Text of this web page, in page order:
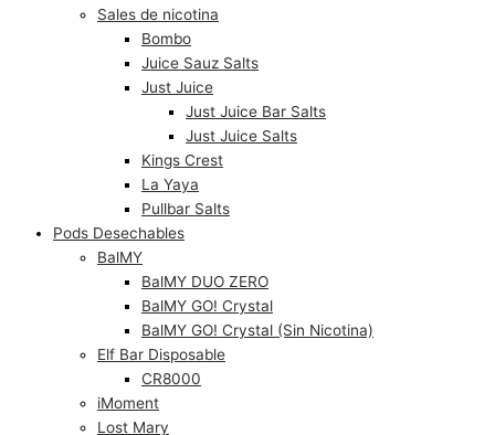
Sales de nicotina
Bombo
Juice Sauz Salts
Just Juice
Just Juice Bar Salts
Just Juice Salts
Kings Crest
La Yaya
Pullbar Salts
Pods Desechables
BalMY
BalMY DUO ZERO
BalMY GO! Crystal
BalMY GO! Crystal (Sin Nicotina)
Elf Bar Disposable
CR8000
iMoment
Lost Mary